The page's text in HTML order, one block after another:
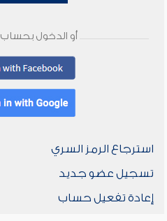
أو الدخول بحساب
استرجاع الرمز السري
تسجيل عضو جديد
إعادة تفعيل حساب